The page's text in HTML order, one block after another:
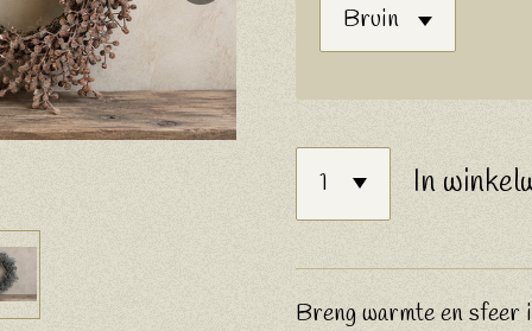
In
Breng warmte en sfeer